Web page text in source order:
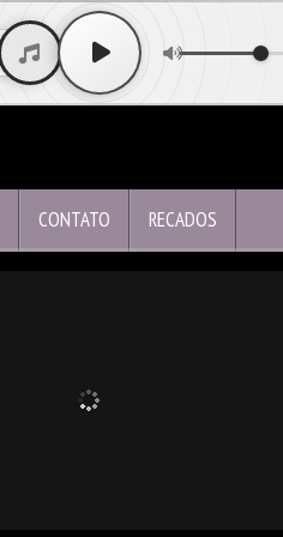
CONTATO RECADOS